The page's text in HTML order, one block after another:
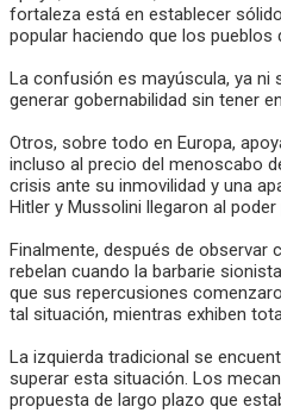
fortaleza está en establecer
popular haciendo que los
La confusión es mayúscula, ya ni
generar gobernabilidad sin tener
Otros, sobre todo en Europa,
incluso al precio del menoscabo
crisis ante su inmovilidad y una
Hitler y Mussolini llegaron al
Finalmente, después de observar
rebelan cuando la barbarie
que sus repercusiones
tal situación, mientras exhiben
La izquierda tradicional se
superar esta situación. Los
propuesta de largo plazo que